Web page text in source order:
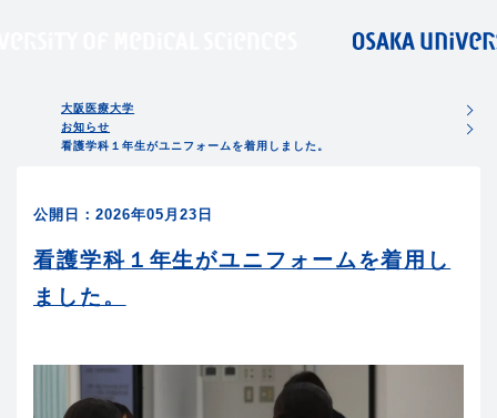
大阪医療大学
お知らせ
看護学科１年生がユニフォームを着用しました。
公開日：2026年05月23日
看護学科１年生がユニフォームを着用し
ました。